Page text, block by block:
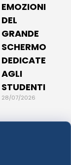
EMOZIONI
DEL
GRANDE
SCHERMO
DEDICATE
AGLI
STUDENTI
28/07/2026